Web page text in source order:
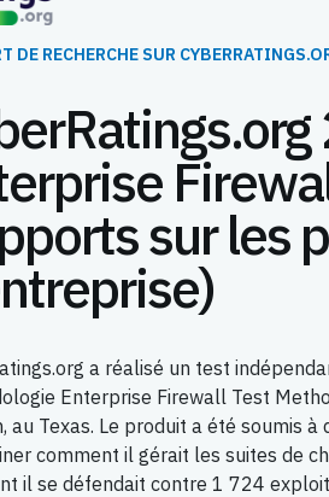
DE RECHERCHE SUR
sur les
a réalisé un test
Enterprise Firewall Test
au Texas. Le produit a été soumis
comment il gérait les suites de
il se défendait contre 1 724